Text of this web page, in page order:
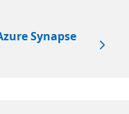
Synapse